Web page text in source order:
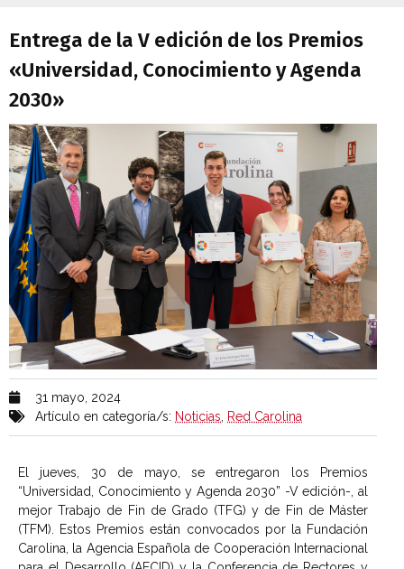
Entrega de la V edición de los Premios
«Universidad, Conocimiento y Agenda
2030»
31 mayo, 2024
Artículo en categoría/s: Noticias Red Carolina
El jueves, 30 de mayo, se entregaron los Premios
“Universidad, Conocimiento y Agenda 2030” -V edición-, al
mejor Trabajo de Fin de Grado (TFG) y de Fin de Máster
(TFM). Estos Premios están convocados por la Fundación
Carolina, la Agencia Española de Cooperación Internacional